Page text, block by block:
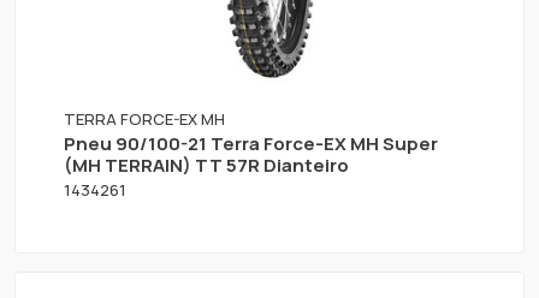
TERRA FORCE-EX MH
Pneu 90/100-21 Terra Force-EX MH Super
(MH TERRAIN) TT 57R Dianteiro
1434261